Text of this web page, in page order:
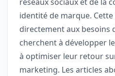
identité de marque.
directement aux besoins
cherchent à développer
à optimiser leur retour
marketing. Les articles